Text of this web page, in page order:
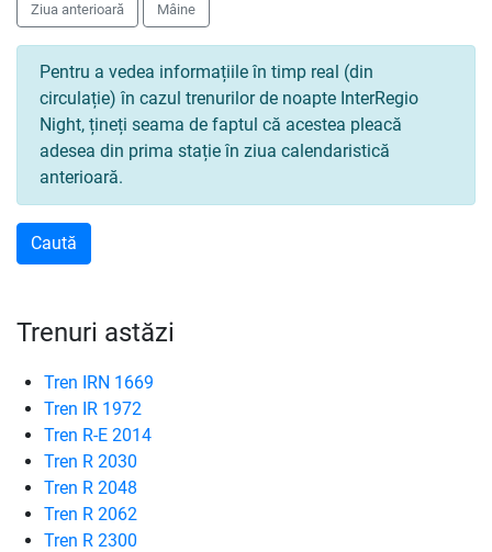
Ziua anterioară Mâine
Pentru a vedea informațiile în timp real (din
circulație) în cazul trenurilor de noapte InterRegio
Night, țineți seama de faptul că acestea pleacă
adesea din prima stație în ziua calendaristică
anterioară.
Trenuri astăzi
Tren IRN 1669
Tren IR 1972
Tren R-E 2014
Tren R 2030
Tren R 2048
Tren R 2062
Tren R 2300